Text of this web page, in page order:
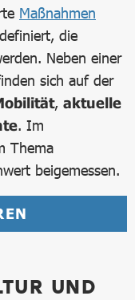
Maßnahmen
definiert, die
Neben einer
sich auf der
, aktuelle
. Im
Thema
beigemessen.
UND